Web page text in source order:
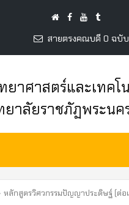
สายตรงคณบดี 0 ฉบับ
าศาสตร์และเทคโ
าลัยราชภัฏพระนค
หลักสูตรวิศวกรรมปัญญาประดิษฐ์ (ต่อ